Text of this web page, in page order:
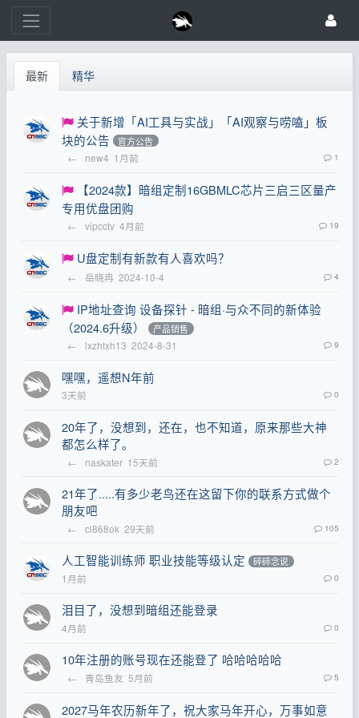
最新 精华
关于新增「AI工具与实战」「AI观察与唠嗑」板
块的公告
官方公告
← new4 1月前 1
【2024款】暗组定制16GBMLC芯片三启三区量产
专用优盘团购
← vipcctv 4月前 19
U盘定制有新款有人喜欢吗？
← 岳晓冉 2024-10-4 4
IP地址查询 设备探针 - 暗组·与众不同的新体验
（2024.6升级）
产品销售
← lxzhtxh13 2024-8-31 9
嘿嘿，遥想N年前
3天前 0
20年了，没想到，还在，也不知道，原来那些大神
都怎么样了。
← naskater 15天前 2
21年了.....有多少老鸟还在这留下你的联系方式做个
朋友吧
← cl868ok 29天前 105
人工智能训练师 职业技能等级认定 碎碎念说
1月前 0
泪目了，没想到暗组还能登录
4月前 0
10年注册的账号现在还能登了 哈哈哈哈哈
← 青岛鱼友 5月前 5
2027马年农历新年了，祝大家马年开心，万事如意